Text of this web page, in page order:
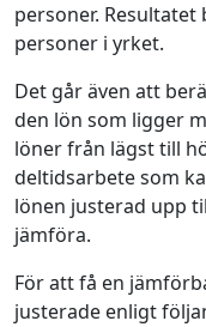
personer.
personer i yrket.
Det går även att
den lön som ligger
löner från lägst till
deltidsarbete som
lönen justerad upp
jämföra.
För att få en
justerade enligt